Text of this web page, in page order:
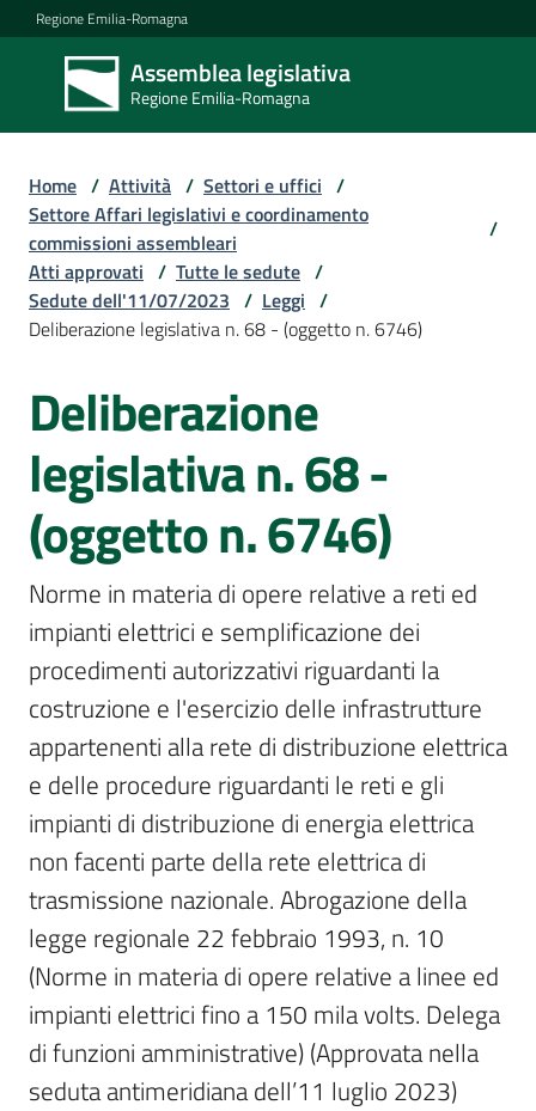
Vai al contenuto
Vai alla navigazione
Vai al footer
Regione Emilia-Romagna
Assemblea legislativa
Regione Emilia-Romagna
Assemblea
legislativa
Regione Emilia-
Assemblea
Per
media
Per
i
cittadini
Home / Attività / Settori e uffici /
Settore Affari legislativi e coordinamento
commissioni assembleari
/
Atti approvati / Tutte le sedute /
Sedute dell'11/07/2023 / Leggi /
Deliberazione legislativa n. 68 - (oggetto n. 6746)
Deliberazione
legislativa n. 68 -
(oggetto n. 6746)
Norme in materia di opere relative a reti ed
impianti elettrici e semplificazione dei
procedimenti autorizzativi riguardanti la
costruzione e l'esercizio delle infrastrutture
appartenenti alla rete di distribuzione elettrica
e delle procedure riguardanti le reti e gli
impianti di distribuzione di energia elettrica
non facenti parte della rete elettrica di
trasmissione nazionale. Abrogazione della
legge regionale 22 febbraio 1993, n. 10
(Norme in materia di opere relative a linee ed
impianti elettrici fino a 150 mila volts. Delega
di funzioni amministrative) (Approvata nella
seduta antimeridiana dell’11 luglio 2023)